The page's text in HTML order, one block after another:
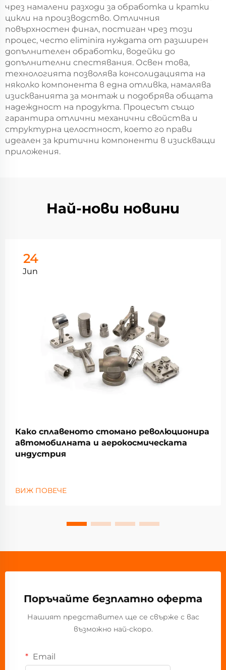
чрез намалени разходи за обработка и кратки
цикли на производство. Отличния
повърхностен финал, постиган чрез този
процес, често eliminira нуждата от разширен
допълнителен обработки, водейки до
допълнителни спестявания. Освен това,
технологията позволява консолидацията на
няколко компонента в една отливка, намалява
изискванията за монтаж и подобрява общата
надеждност на продукта. Процесът също
гарантира отлични механични свойства и
структурна целостност, което го прави
идеален за критични компоненти в изискващи
приложения.
Най-нови новини
24
Jun
Како сплавеното стомано революционира
автомобилната и аерокосмическата
индустрия
ВИЖ ПОВЕЧЕ
Поръчайте безплатно оферта
Нашият представител ще се свърже с вас
възможно най-скоро.
Email